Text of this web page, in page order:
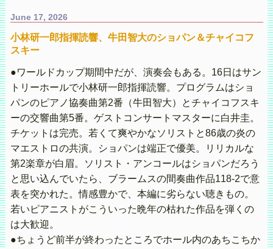
June 17, 2026
小林研一郎指揮読響、牛田智大のショパン＆チャイコフ
スキー
●ワールドカップ期間中だが、演奏会もある。16日はサン
トリーホールで小林研一郎指揮読響。プログラムはショ
パンのピアノ協奏曲第2番（牛田智大）とチャイコフスキ
ーの交響曲第5番。ゲストコンサートマスターに白井圭。
チケットは完売。若くて爽やかなソリストと86歳の炎の
マエストロの共演。ショパンは端正で優美。リリカルな
第2楽章が白眉。ソリスト・アンコールはショパンだろう
と思い込んでいたら、ブラームスの間奏曲作品118-2で意
表を突かれた。情感豊かで、本編に劣らない聴きもの。
若いピアニストがこういった晩年の枯れた作品を弾くの
は大歓迎。
●ちょうど前半が終わったところでホール内のあちこちか